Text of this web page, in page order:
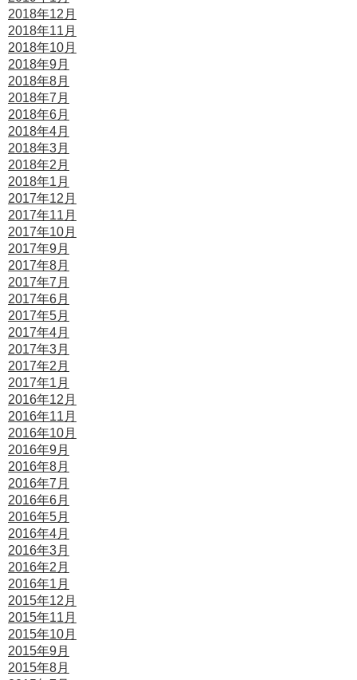
2018年12月
2018年11月
2018年10月
2018年9月
2018年8月
2018年7月
2018年6月
2018年4月
2018年3月
2018年2月
2018年1月
2017年12月
2017年11月
2017年10月
2017年9月
2017年8月
2017年7月
2017年6月
2017年5月
2017年4月
2017年3月
2017年2月
2017年1月
2016年12月
2016年11月
2016年10月
2016年9月
2016年8月
2016年7月
2016年6月
2016年5月
2016年4月
2016年3月
2016年2月
2016年1月
2015年12月
2015年11月
2015年10月
2015年9月
2015年8月